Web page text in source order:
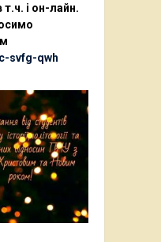
і он-лайн.
svfg-qwh